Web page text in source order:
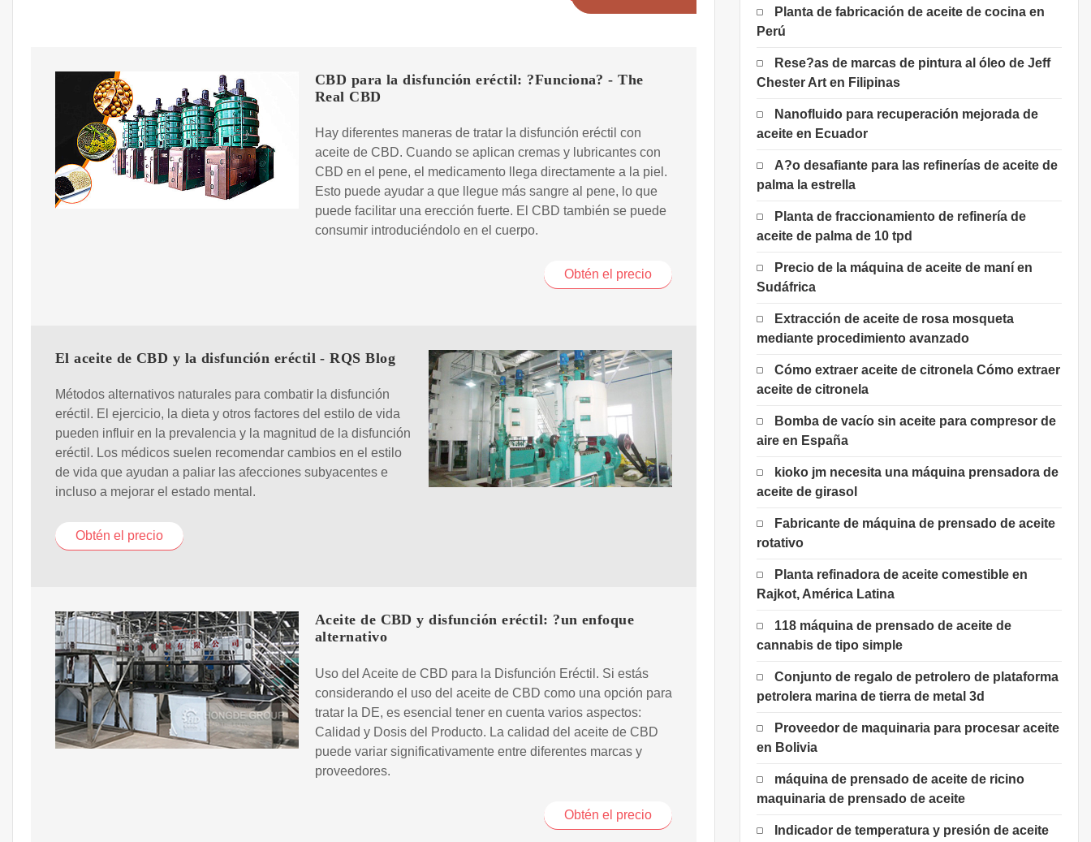
CBD para la disfunción eréctil: ?Funciona? - The
Real CBD
Hay diferentes maneras de tratar la disfunción eréctil con
aceite de CBD. Cuando se aplican cremas y lubricantes con
CBD en el pene, el medicamento llega directamente a la piel.
Esto puede ayudar a que llegue más sangre al pene, lo que
puede facilitar una erección fuerte. El CBD también se puede
consumir introduciéndolo en el cuerpo.
Obtén el precio
El aceite de CBD y la disfunción eréctil - RQS Blog
Métodos alternativos naturales para combatir la disfunción
eréctil. El ejercicio, la dieta y otros factores del estilo de vida
pueden influir en la prevalencia y la magnitud de la disfunción
eréctil. Los médicos suelen recomendar cambios en el estilo
de vida que ayudan a paliar las afecciones subyacentes e
incluso a mejorar el estado mental.
Obtén el precio
Aceite de CBD y disfunción eréctil: ?un enfoque
alternativo
Uso del Aceite de CBD para la Disfunción Eréctil. Si estás
considerando el uso del aceite de CBD como una opción para
tratar la DE, es esencial tener en cuenta varios aspectos:
Calidad y Dosis del Producto. La calidad del aceite de CBD
puede variar significativamente entre diferentes marcas y
proveedores.
Obtén el precio
Planta de fabricación de aceite de cocina en
Perú
Rese?as de marcas de pintura al óleo de Jeff
Chester Art en Filipinas
Nanofluido para recuperación mejorada de
aceite en Ecuador
A?o desafiante para las refinerías de aceite de
palma la estrella
Planta de fraccionamiento de refinería de
aceite de palma de 10 tpd
Precio de la máquina de aceite de maní en
Sudáfrica
Extracción de aceite de rosa mosqueta
mediante procedimiento avanzado
Cómo extraer aceite de citronela Cómo extraer
aceite de citronela
Bomba de vacío sin aceite para compresor de
aire en España
kioko jm necesita una máquina prensadora de
aceite de girasol
Fabricante de máquina de prensado de aceite
rotativo
Planta refinadora de aceite comestible en
Rajkot, América Latina
118 máquina de prensado de aceite de
cannabis de tipo simple
Conjunto de regalo de petrolero de plataforma
petrolera marina de tierra de metal 3d
Proveedor de maquinaria para procesar aceite
en Bolivia
máquina de prensado de aceite de ricino
maquinaria de prensado de aceite
Indicador de temperatura y presión de aceite